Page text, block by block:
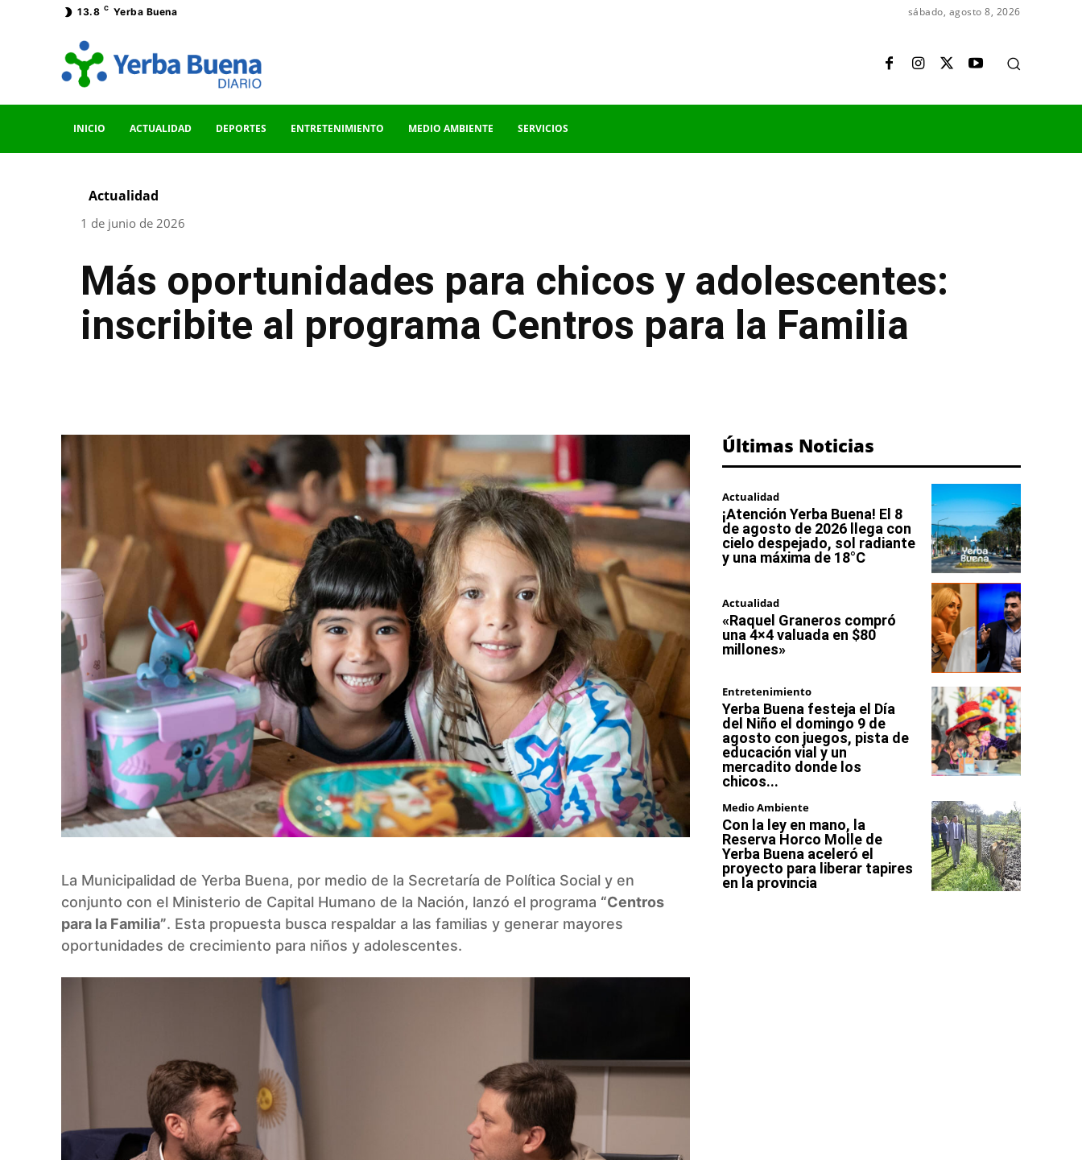
13.8 C Yerba Buena sábado, agosto 8, 2026
INICIO ACTUALIDAD DEPORTES ENTRETENIMIENTO MEDIO AMBIENTE SERVICIOS
Actualidad
1 de junio de 2026
Más oportunidades para chicos y adolescentes:
inscribite al programa Centros para la Familia
La Municipalidad de Yerba Buena, por medio de la Secretaría de Política Social y en
conjunto con el Ministerio de Capital Humano de la Nación, lanzó el programa “Centros
para la Familia”. Esta propuesta busca respaldar a las familias y generar mayores
oportunidades de crecimiento para niños y adolescentes.
Últimas Noticias
Actualidad
¡Atención Yerba Buena! El 8
de agosto de 2026 llega con
cielo despejado, sol radiante
y una máxima de 18°C
Actualidad
«Raquel Graneros compró
una 4×4 valuada en $80
millones»
Entretenimiento
Yerba Buena festeja el Día
del Niño el domingo 9 de
agosto con juegos, pista de
educación vial y un
mercadito donde los
chicos...
Medio Ambiente
Con la ley en mano, la
Reserva Horco Molle de
Yerba Buena aceleró el
proyecto para liberar tapires
en la provincia